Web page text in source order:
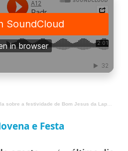
a festividade de Bom Jesus da Lapa, na Bahia
e Festa